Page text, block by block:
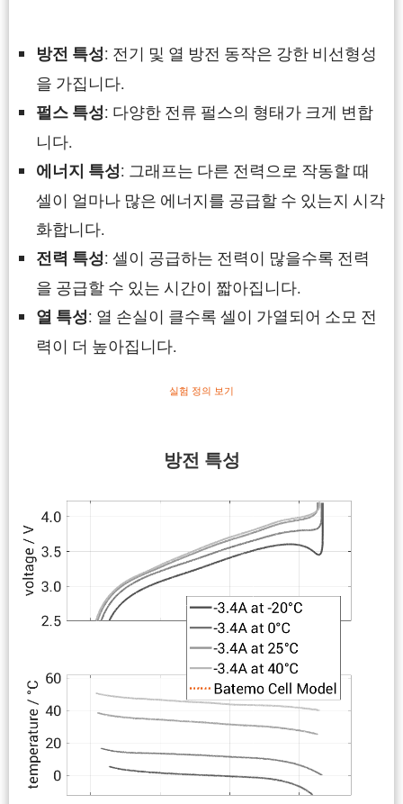
방전 특성
방전 특성: 전기 및 열 방전 동작은 강한 비선형성
을 가집니다.
펄스 특성: 다양한 전류 펄스의 형태가 크게 변합
니다.
에너지 특성: 그래프는 다른 전력으로 작동할 때
셀이 얼마나 많은 에너지를 공급할 수 있는지 시각
화합니다.
전력 특성: 셀이 공급하는 전력이 많을수록 전력
을 공급할 수 있는 시간이 짧아집니다.
열 특성: 열 손실이 클수록 셀이 가열되어 소모 전
력이 더 높아집니다.
실험 정의 보기